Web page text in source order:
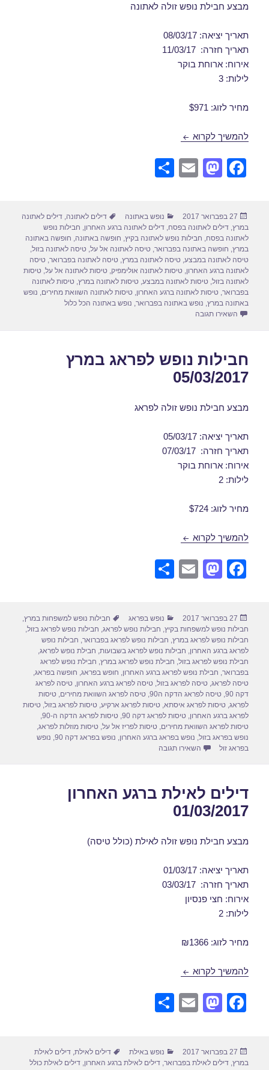
מבצע חבילת נופש זולה לאתונה
תאריך יציאה: 08/03/17
תאריך חזרה: 11/03/17
אירוח: ארוחת בוקר
לילות: 3
מחיר לזוג: $971
להמשיך לקרוא חבילות נופש לאתונה במרץ 08/03/2017
F
e
b
o
o
k
M
o
d
o
n
E
e
פורסם
בתאריך
27 בפברואר 2017 קטגוריות
נופש באתונה תגיות
דילים לאתונה,דילים לאתונה
במרץ,דילים לאתונה בפסח,דילים לאתונה ברגע האחרון, חבילות נופש
לאתונה בפסח, חבילות נופש לאתונה בקיץ, חופשה באתונה, חופשה באתונה
במרץ, חופשה באתונה בפברואר,טיסה לאתונה אל על,טיסה לאתונה בזול,
טיסה לאתונה במבצע,טיסה לאתונה במרץ,טיסה לאתונה בפברואר,טיסה
לאתונה ברגע האחרון,טיסות לאתונה אולימפיק,טיסות לאתונה אל על,טיסות
לאתונה בזול,טיסות לאתונה במבצע,טיסות לאתונה במרץ,טיסות לאתונה
בפברואר,טיסות לאתונה ברגע האחרון,טיסות לאתונה השוואת מחירים, נופש
באתונה במרץ, נופש באתונה בפברואר, נופש באתונה הכל כלול
השאירו תגובה
חבילות נופש לפראג במרץ
05/03/2017
מבצע חבילת נופש זולה לפראג
תאריך יציאה: 05/03/17
תאריך חזרה: 07/03/17
אירוח: ארוחת בוקר
לילות: 2
מחיר לזוג: $724
להמשיך לקרוא חבילות נופש לפראג במרץ 05/03/2017
F
e
b
o
o
k
M
o
d
o
n
E
e
פורסם
בתאריך
27 בפברואר 2017 קטגוריות
נופש בפראג תגיות
חבילות נופש למשפחות במרץ
חבילות נופש למשפחות בקיץ חבילות נופש לפראג חבילות נופש לפראג בזול
חבילות נופש לפראג במרץ חבילות נופש לפראג בפברואר חבילות נופש
לפראג ברגע האחרון חבילות נופש לפראג בשבועות חבילת נופש לפראג
חבילת נופש לפראג בזול חבילת נופש לפראג במרץ חבילת נופש לפראג
בפברואר חבילת נופש לפראג ברגע האחרון חופש בפראג חופשה בפראג
טיסה לפראג ,טיסה לפראג בזול ,טיסה לפראג ברגע האחרון ,טיסה לפראג
דקה 90
,טיסה לפראג הדקה ה90 ,טיסה לפראג השוואת מחירים ,טיסות
לפראג ,טיסות לפראג איסתא ,טיסות לפראג ארקיע ,טיסות לפראג בזול ,טיסות
לפראג ברגע האחרון ,טיסות לפראג דקה 90 ,טיסות לפראג הדקה ה-90
טיסות לפראג השוואת מחירים ,טיסות לפריז אל על ,טיסות מוזלות לפראג
נופש בפראג בזול נופש בפראג ברגע האחרון נופש בפראג דקה 90
נופש
בפראג זול
השאירו תגובה
דילים לאילת ברגע האחרון
01/03/2017
מבצע חבילת נופש זולה לאילת (כולל טיסה)
תאריך יציאה: 01/03/17
תאריך חזרה: 03/03/17
אירוח: חצי פנסיון
לילות: 2
מחיר לזוג: ₪1366
להמשיך לקרוא דילים לאילת ברגע האחרון 01/03/2017
F
e
M
o
E
e
פורסם
בתאריך
27 בפברואר 2017 קטגוריות
נופש באילת תגיות
דילים לאילת,דילים לאילת
במרץ,דילים לאילת בפברואר,דילים לאילת ברגע האחרון,דילים לאילת כולל